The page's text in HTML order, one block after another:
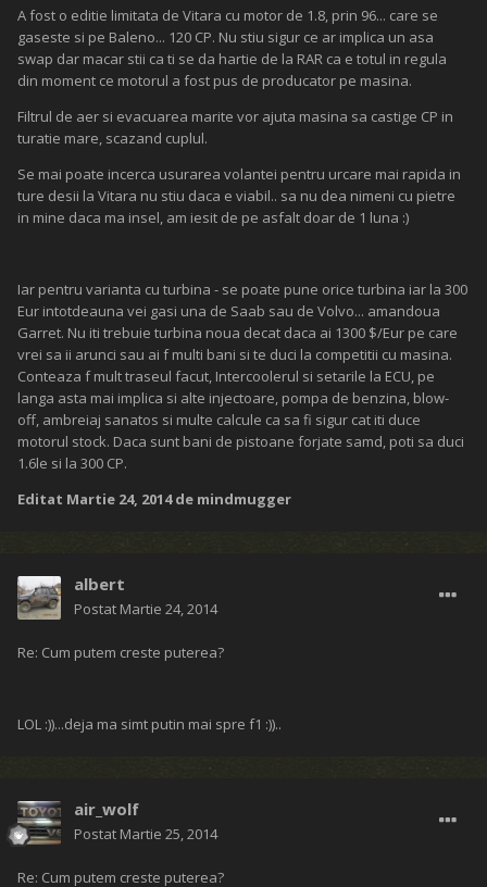
A fost o editie limitata de Vitara cu motor de 1.8, prin 96... care se
gaseste si pe Baleno... 120 CP. Nu stiu sigur ce ar implica un asa
swap dar macar stii ca ti se da hartie de la RAR ca e totul in regula
din moment ce motorul a fost pus de producator pe masina.
Filtrul de aer si evacuarea marite vor ajuta masina sa castige CP in
turatie mare, scazand cuplul.
Se mai poate incerca usurarea volantei pentru urcare mai rapida in
ture desii la Vitara nu stiu daca e viabil.. sa nu dea nimeni cu pietre
in mine daca ma insel, am iesit de pe asfalt doar de 1 luna :)
Iar pentru varianta cu turbina - se poate pune orice turbina iar la 300
Eur intotdeauna vei gasi una de Saab sau de Volvo... amandoua
Garret. Nu iti trebuie turbina noua decat daca ai 1300 $/Eur pe care
vrei sa ii arunci sau ai f multi bani si te duci la competitii cu masina.
Conteaza f mult traseul facut, Intercoolerul si setarile la ECU, pe
langa asta mai implica si alte injectoare, pompa de benzina, blow-
off, ambreiaj sanatos si multe calcule ca sa fi sigur cat iti duce
motorul stock. Daca sunt bani de pistoane forjate samd, poti sa duci
1.6le si la 300 CP.
Editat Martie 24, 2014de mindmugger
albert
Postat Martie 24, 2014
Re: Cum putem creste puterea?
LOL :))...deja ma simt putin mai spre f1 :))..
air_wolf
Postat Martie 25, 2014
Re: Cum putem creste puterea?